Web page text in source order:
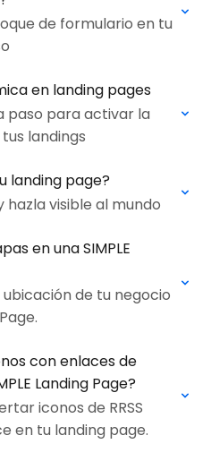
de formulario en tu
en landing pages
paso para activar la
landings
landing page?
hazla visible al mundo
en una SIMPLE
de tu negocio
con enlaces de
Landing Page?
iconos de RRSS
en tu landing page.